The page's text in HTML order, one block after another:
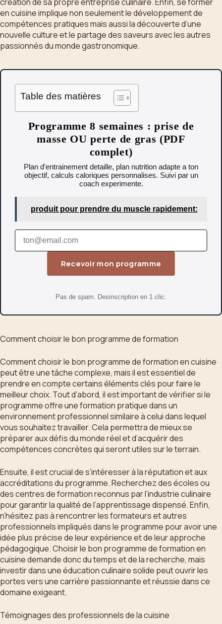
en cuisine implique non seulement le développement de
compétences pratiques mais aussi la découverte d’une
nouvelle culture et le partage des saveurs avec les autres
passionnés du monde gastronomique.
Table des matières
Programme 8 semaines : prise de
masse OU perte de gras (PDF
complet)
Plan d'entrainement detaille, plan nutrition adapte a ton
objectif, calculs caloriques personnalises. Suivi par un
coach experimente.
produit pour prendre du muscle rapidement:
Recevoir mon programme
Pas de spam. Desinscription en 1 clic.
Comment choisir le bon programme de formation
Comment choisir le bon programme de formation en cuisine
peut être une tâche complexe, mais il est essentiel de
prendre en compte certains éléments clés pour faire le
meilleur choix. Tout d’abord, il est important de vérifier si le
programme offre une formation pratique dans un
environnement professionnel similaire à celui dans lequel
vous souhaitez travailler. Cela permettra de mieux se
préparer aux défis du monde réel et d’acquérir des
compétences concrètes qui seront utiles sur le terrain.
Ensuite, il est crucial de s’intéresser à la réputation et aux
accréditations du programme. Recherchez des écoles ou
des centres de formation reconnus par l’industrie culinaire
pour garantir la qualité de l’apprentissage dispensé. Enfin,
n’hésitez pas à rencontrer les formateurs et autres
professionnels impliqués dans le programme pour avoir une
idée plus précise de leur expérience et de leur approche
pédagogique. Choisir le bon programme de formation en
cuisine demande donc du temps et de la recherche, mais
investir dans une éducation culinaire solide peut ouvrir les
portes vers une carrière passionnante et réussie dans ce
domaine exigeant.
Témoignages des professionnels de la cuisine